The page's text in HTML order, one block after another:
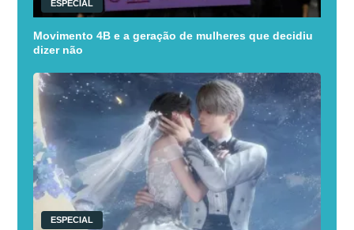
ESPECIAL
Movimento 4B e a geração de mulheres que decidiu
dizer não
ESPECIAL